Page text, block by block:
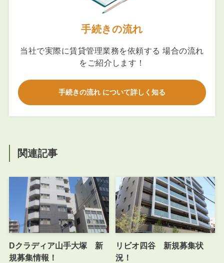
手続きの流れ
当社で実際に賃貸管理業務を依頼する 場合の流れ
をご紹介します！
手続きの流れ について詳しく知る
関連記事
Dクラディア山手大塚 新
規募集情報！
リビオ四谷 新規募集状
況！